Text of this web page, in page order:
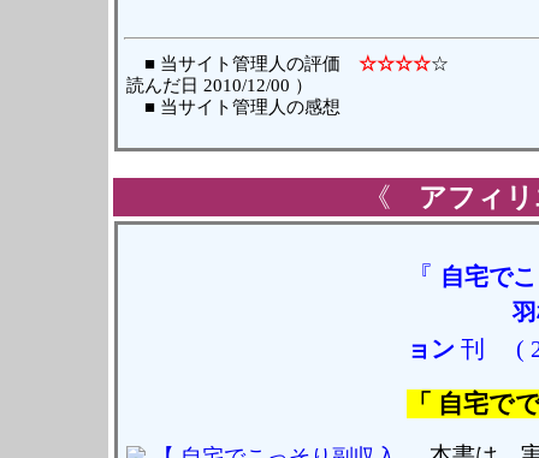
■ 当サイト管理人の評価 ☆☆☆☆
読んだ日 2010/12/00 ）
■ 当サイト管理人の感想
《 アフィ
『 自宅で
ョン 刊 (
「 自宅で